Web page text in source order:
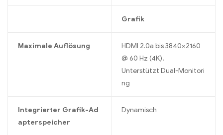
Grafik
Maximale Auflösung
HDMI 2.0a bis 3840×2160
@ 60 Hz (4K),
Unterstützt Dual-Monitori
ng
Integrierter Grafik-Ad
apterspeicher
Dynamisch